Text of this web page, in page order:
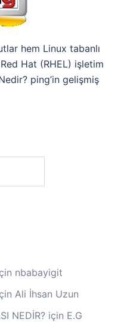
hem Linux tabanlı
Hat (RHEL) işletim
ping’in gelişmiş
nbabayigit
Ali İhsan Uzun
NEDİR? için E.G